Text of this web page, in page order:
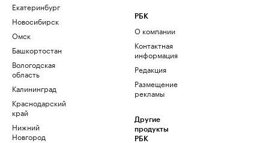
Екатеринбург
Новосибирск
Омск
Башкортостан
Вологодская
область
Калининград
Краснодарский
край
Нижний
Новгород
РБК
О компании
Контактная
информация
Редакция
Размещение
рекламы
Другие
продукты
РБК